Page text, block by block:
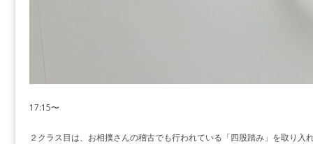
17:15〜
２クラス目は、お相撲さんの稽古でも行われている「四股踏み」を取り入